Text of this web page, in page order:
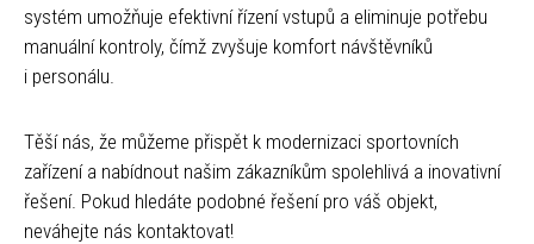
systém umožňuje efektivní řízení vstupů a eliminuje potřebu
manuální kontroly, čímž zvyšuje komfort návštěvníků
i personálu.
Těší nás, že můžeme přispět k modernizaci sportovních
zařízení a nabídnout našim zákazníkům spolehlivá a inovativní
řešení. Pokud hledáte podobné řešení pro váš objekt,
neváhejte nás kontaktovat!